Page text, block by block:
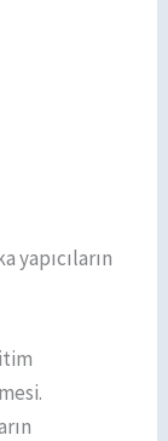
yapıcıların